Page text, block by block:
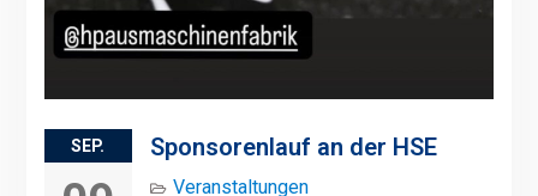
SEP. Sponsorenlauf an der HSE
Veranstaltungen